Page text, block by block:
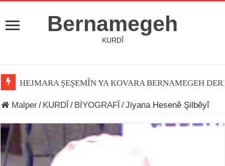
Bernamegeh
KURDÎ
HEJMARA ŞEŞEMÎN YA KOVARA BERNAMEGEH
Malper/ KURDÎ / BİYOGRAFÎ /Jiyana Hesenê Şilbêyî